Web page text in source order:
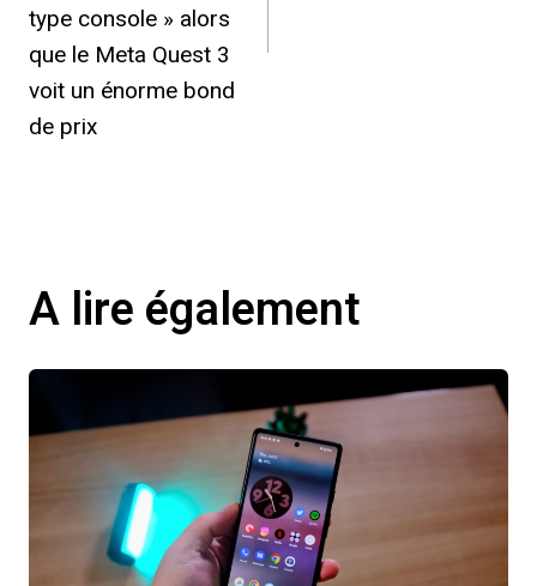
type console » alors
que le Meta Quest 3
voit un énorme bond
de prix
A lire également